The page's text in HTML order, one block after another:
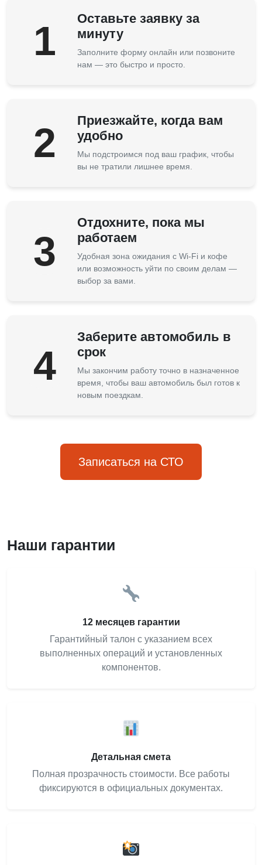
1
Оставьте заявку за
минуту
Заполните форму онлайн или позвоните
нам — это быстро и просто.
2
Приезжайте, когда вам
удобно
Мы подстроимся под ваш график, чтобы
вы не тратили лишнее время.
3
Отдохните, пока мы
работаем
Удобная зона ожидания с Wi-Fi и кофе
или возможность уйти по своим делам —
выбор за вами.
4
Заберите автомобиль в
срок
Мы закончим работу точно в назначенное
время, чтобы ваш автомобиль был готов к
новым поездкам.
Записаться на СТО
Наши гарантии
12 месяцев гарантии
Гарантийный талон с указанием всех
выполненных операций и установленных
компонентов.
Детальная смета
Полная прозрачность стоимости. Все работы
фиксируются в официальных документах.